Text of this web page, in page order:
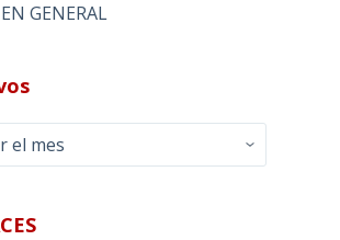
GENERAL